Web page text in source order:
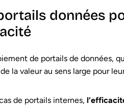
données
de portails de données,
la valeur au sens large pour
de portails internes,